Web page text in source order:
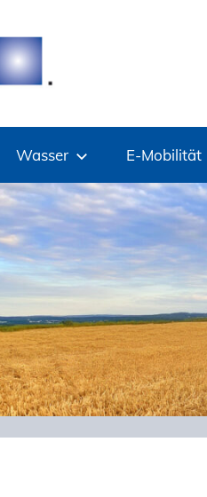
Wasser E-Mobilität